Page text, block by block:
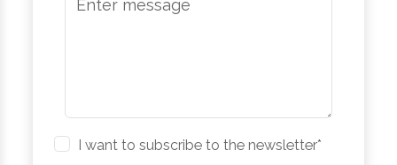
I want to subscribe to the newsletter*